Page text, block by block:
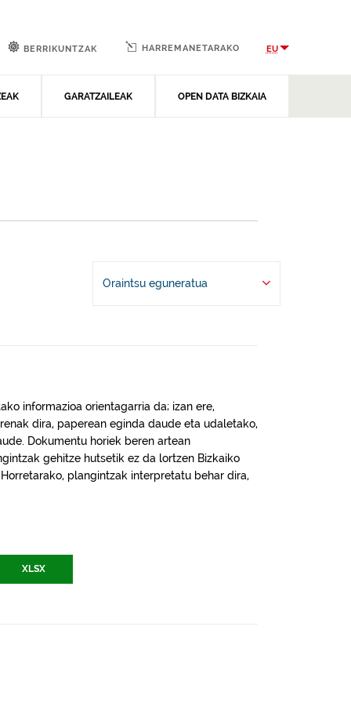
GARATZAILEAK OPEN DATA BIZKAIA
BERRIKUNTZAK HARREMANETARAKO EU
Oraintsu eguneratua
informazioa orientagarria da; izan ere,
dira, paperean eginda daude eta udaletako,
Dokumentu horiek beren artean
gehitze hutsetik ez da lortzen Bizkaiko
plangintzak interpretatu behar dira,
XLSX